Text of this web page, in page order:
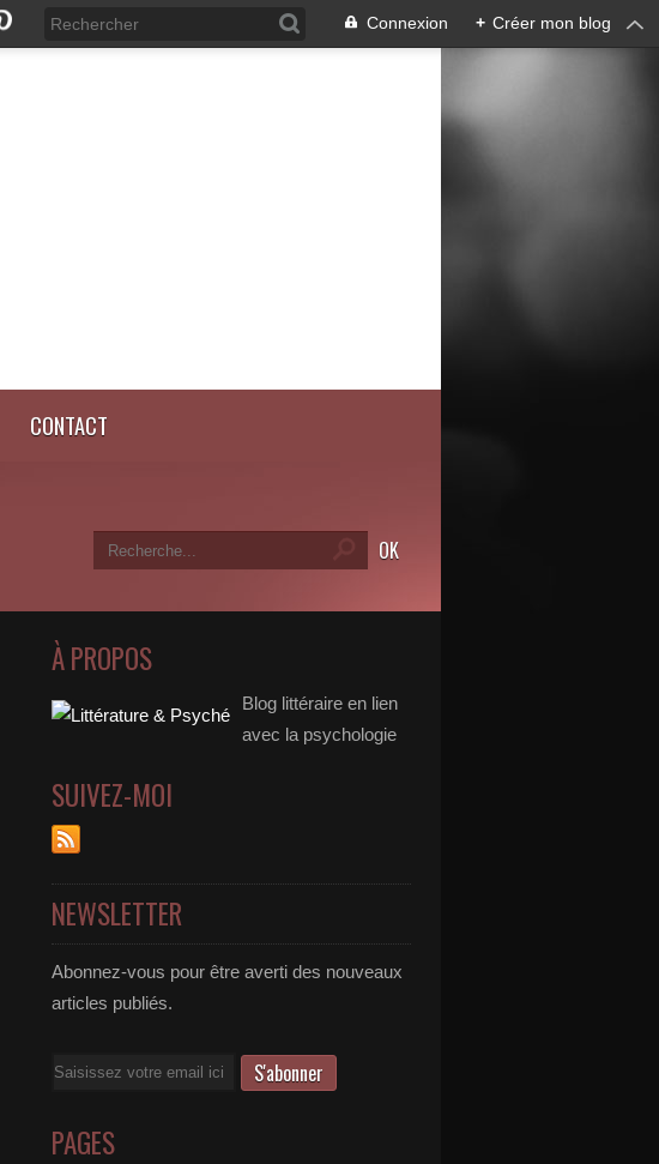
Connexion + Créer mon blog
CONTACT
À PROPOS
Blog littéraire en lien
avec la psychologie
SUIVEZ-MOI
NEWSLETTER
Abonnez-vous pour être averti des nouveaux
articles publiés.
Email
PAGES